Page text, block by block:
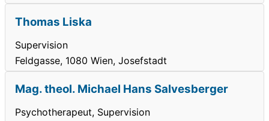
Thomas Liska
Supervision
Feldgasse, 1080 Wien, Josefstadt
Mag. theol. Michael Hans Salvesberger
Psychotherapeut, Supervision